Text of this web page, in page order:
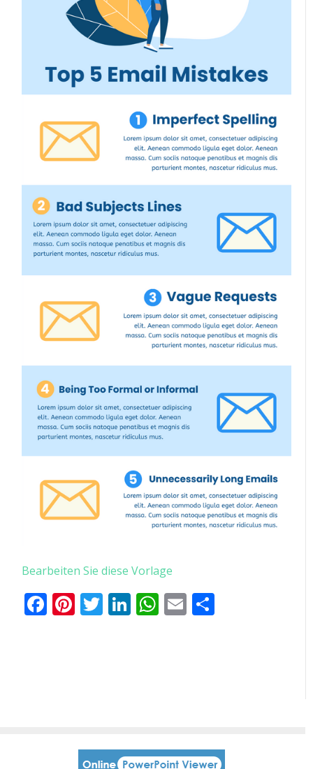
Bearbeiten Sie diese Vorlage
Facebook
Pinterest
Twitter
LinkedIn
WhatsApp
Email